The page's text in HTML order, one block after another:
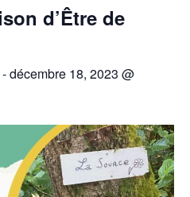
d’Être de
-décembre 18, 2023 @